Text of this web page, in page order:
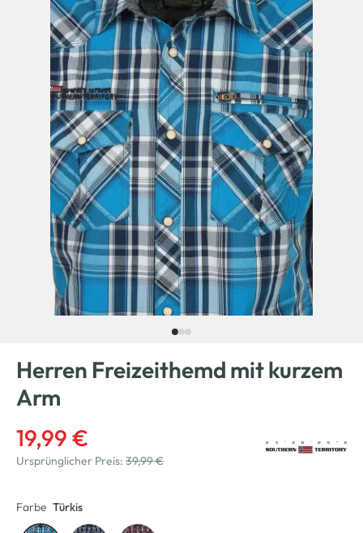
Herren Freizeithemd mit kurzem
Arm
19,99 €
Ursprünglicher Preis: 39,99 €
Farbe Türkis